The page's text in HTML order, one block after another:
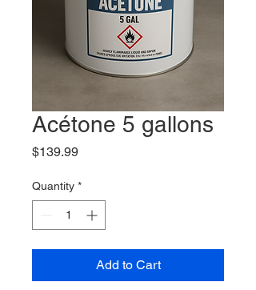
Acétone 5 gallons
$139.99Price
Quantity *
Add to Cart